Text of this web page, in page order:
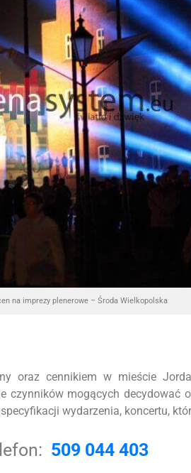
na imprezy plenerowe – Środa Wielkopolska
oraz cennikiem w mieście
mogących decydować
wydarzenia, koncertu,
509 044 403